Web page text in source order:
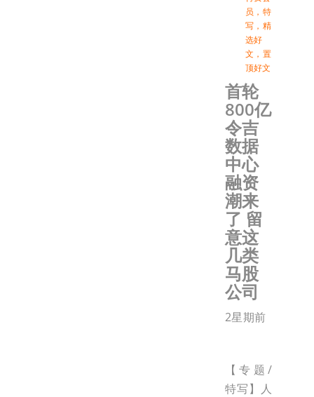
员 ， 特
写 ， 精
选好
文 ， 置
顶好文
首轮
800亿
令吉
数据
中心
融资
潮来
了 留
意这
几类
马股
公司
2星期前
【专题/
特写】人